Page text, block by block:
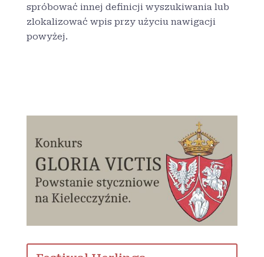
spróbować innej definicji wyszukiwania lub
zlokalizować wpis przy użyciu nawigacji
powyżej.